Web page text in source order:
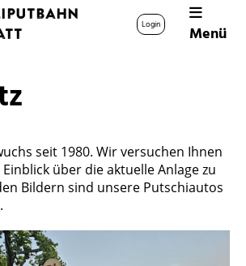
Login Menü
seit 1980. Wir versuchen Ihnen
über die aktuelle Anlage zu
Bildern sind unsere Putschiautos